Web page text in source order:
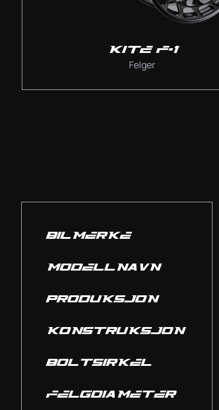
KITE F-1
Felger
BILMERKE
MODELLNAVN
PRODUKSJON
KONSTRUKSJON
BOLTSIRKEL
FELGDIAMETER